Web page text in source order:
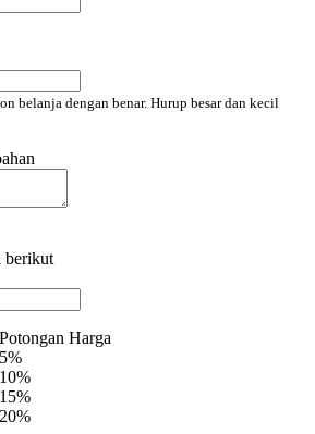
belanja dengan benar. Hurup besar dan kecil
berikut
Potongan Harga
5%
10%
15%
20%